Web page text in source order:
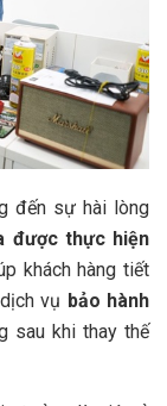
đến sự hài lòng
được thực hiện
khách hàng tiết
vụ bảo hành
sau khi thay thế